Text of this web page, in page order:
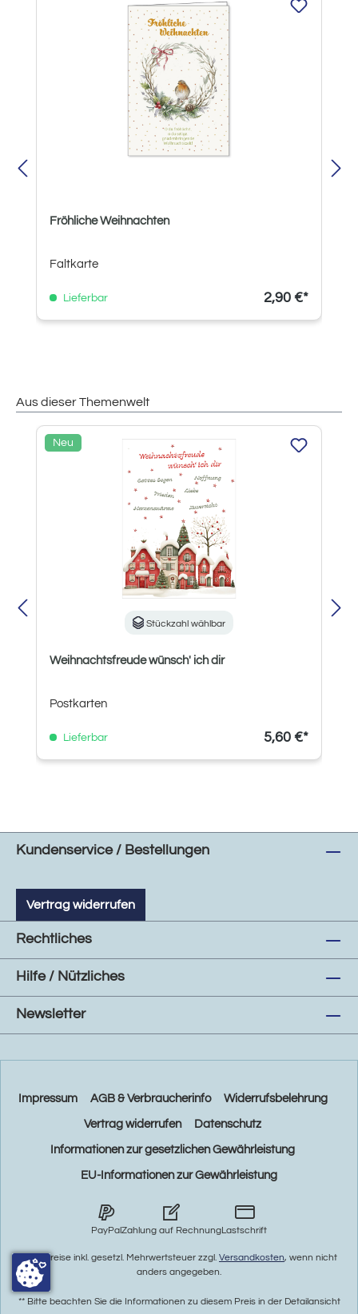
Fröhliche Weihnachten
Faltkarte
Lieferbar 2,90 €*
Aus dieser Themenwelt
Produktgalerie überspringen
Neu
Stückzahl wählbar
Weihnachtsfreude wünsch' ich dir
Postkarten
Lieferbar 5,60 €*
Kundenservice / Bestellungen
Vertrag widerrufen
Rechtliches
Hilfe / Nützliches
Newsletter
Impressum AGB & Verbraucherinfo Widerrufsbelehrung
Vertrag widerrufen Datenschutz
Informationen zur gesetzlichen Gewährleistung
EU-Informationen zur Gewährleistung
PayPalZahlung auf RechnungLastschrift
* Alle Preise inkl. gesetzl. Mehrwertsteuer zzgl. Versandkosten, wenn nicht
anders angegeben.
** Bitte beachten Sie die Informationen zu diesem Preis in der Detailansicht